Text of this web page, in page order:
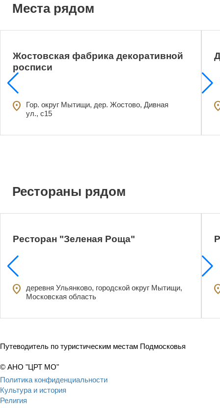
Места рядом
11
Жостовская фабрика декоративной
росписи
location_on
Гор. округ Мытищи, дер. Жостово, Дивная
ул., с15
Рестораны рядом
Ресторан "Зеленая Роща"
location_on
деревня Ульянково, городской округ Мытищи,
Московская область
Путеводитель по туристическим местам Подмосковья
© АНО "ЦРТ МО"
Политика конфиденциальности
Культура и история
Религия